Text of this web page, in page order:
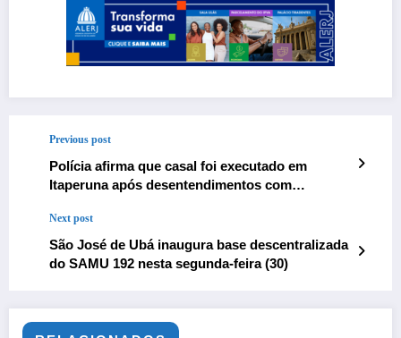
Previous post
Polícia afirma que casal foi executado em
Itaperuna após desentendimentos com
região
Next post
São José de Ubá inaugura base descentralizada
do SAMU 192 nesta segunda-feira (30)